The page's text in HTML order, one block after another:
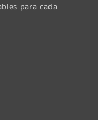
para cada